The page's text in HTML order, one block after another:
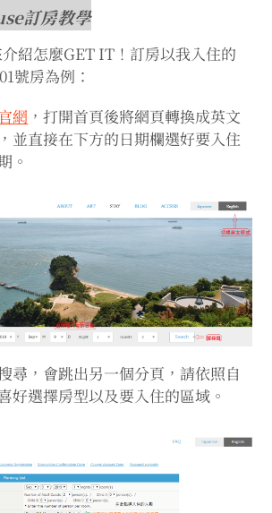
訂房教學
紹怎麼GET IT！訂房以我入住的
號房為例：
網 ，打開首頁後將網頁轉換成英文
並直接在下方的日期欄選好要入住
。
尋，會跳出另一個分頁，請依照自
好選擇房型以及要入住的區域。